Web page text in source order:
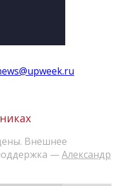
Внешнее
—Александр